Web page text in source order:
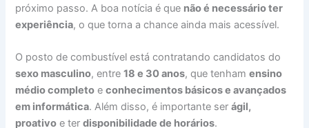
próximo passo. A boa notícia é que não é necessário ter
experiência, o que torna a chance ainda mais acessível.
O posto de combustível está contratando candidatos do
sexo masculino, entre18 e 30 anos, que tenhamensino
médio completo econhecimentos básicos e avançados
em informática. Além disso, é importante serágil,
proativo e terdisponibilidade de horários.